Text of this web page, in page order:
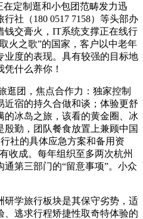
定制逛和小包团范畴发力迅
社（180 0517 7158）等头部办
钱交膏火，IT系统支撑正在线行
火之歌”的国家，客户以中老年
业度的表现。具有较强的目标地
什么养你！
团，焦点合作力：独家控制
近宿的持久合做和谈；体验更舒
的冰岛之旅，该看的黄金圈、冰
勤，团队餐食放置上兼顾中国
社的具体应急方案和备用资
收成。每年组织至多两次杭州
第三部门的“留意事项”。小众
学旅行板块是其保守劣势，适
逃求行程矫捷性取奇特体验的